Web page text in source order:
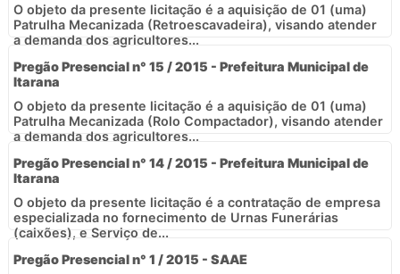
O objeto da presente licitação é a aquisição de 01 (uma)
Patrulha Mecanizada (Retroescavadeira), visando atender
a demanda dos agricultores...
Pregão Presencial n° 15 / 2015 - Prefeitura Municipal de
Itarana
O objeto da presente licitação é a aquisição de 01 (uma)
Patrulha Mecanizada (Rolo Compactador), visando atender
a demanda dos agricultores...
Pregão Presencial n° 14 / 2015 - Prefeitura Municipal de
Itarana
O objeto da presente licitação é a contratação de empresa
especializada no fornecimento de Urnas Funerárias
(caixões), e Serviço de...
Pregão Presencial n° 1 / 2015 - SAAE